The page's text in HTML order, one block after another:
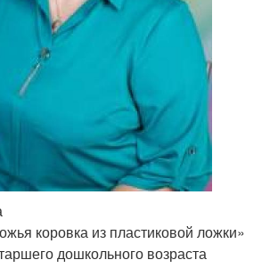
коровка из пластиковой ложки»
дошкольного возраста